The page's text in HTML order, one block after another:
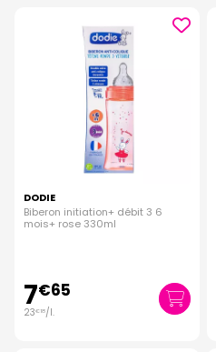
DODIE
Biberon initiation+ débit 3 6
mois+ rose 330ml
7€65
23€ 18/l.